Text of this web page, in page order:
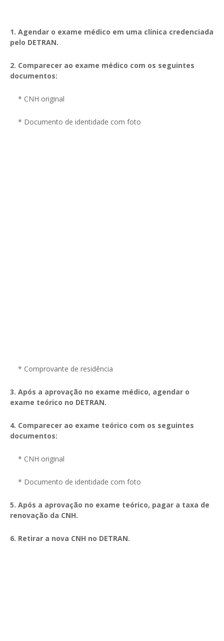
1. Agendar o exame médico em uma clínica credenciada
pelo DETRAN.
2. Comparecer ao exame médico com os seguintes
documentos:
* CNH original
* Documento de identidade com foto
* Comprovante de residência
3. Após a aprovação no exame médico, agendar o
exame teórico no DETRAN.
4. Comparecer ao exame teórico com os seguintes
documentos:
* CNH original
* Documento de identidade com foto
5. Após a aprovação no exame teórico, pagar a taxa de
renovação da CNH.
6. Retirar a nova CNH no DETRAN.